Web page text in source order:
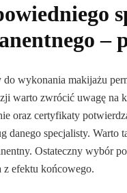
–
wykonania makijażu
warto zwrócić uwagę na
oraz certyfikaty
danego specjalisty.
Ostateczny wybór
z efektu końcowego.